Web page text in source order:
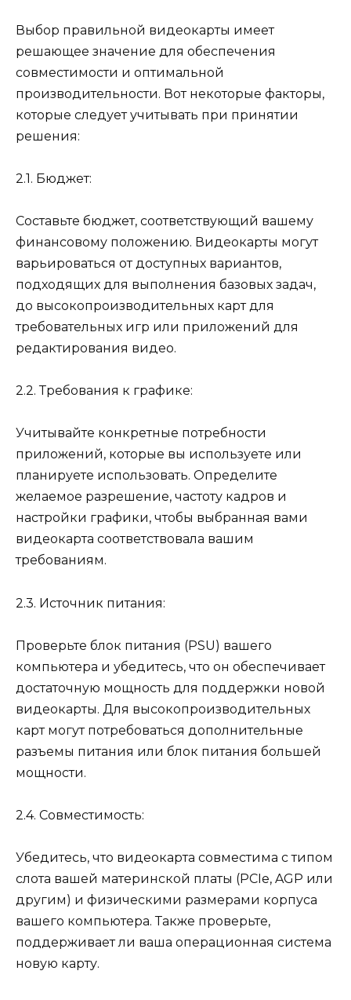
Выбор правильной видеокарты имеет
решающее значение для обеспечения
совместимости и оптимальной
производительности. Вот некоторые факторы,
которые следует учитывать при принятии
решения:
2.1. Бюджет:
Составьте бюджет, соответствующий вашему
финансовому положению. Видеокарты могут
варьироваться от доступных вариантов,
подходящих для выполнения базовых задач,
до высокопроизводительных карт для
требовательных игр или приложений для
редактирования видео.
2.2. Требования к графике:
Учитывайте конкретные потребности
приложений, которые вы используете или
планируете использовать. Определите
желаемое разрешение, частоту кадров и
настройки графики, чтобы выбранная вами
видеокарта соответствовала вашим
требованиям.
2.3. Источник питания:
Проверьте блок питания (PSU) вашего
компьютера и убедитесь, что он обеспечивает
достаточную мощность для поддержки новой
видеокарты. Для высокопроизводительных
карт могут потребоваться дополнительные
разъемы питания или блок питания большей
мощности.
2.4. Совместимость:
Убедитесь, что видеокарта совместима с типом
слота вашей материнской платы (PCIe, AGP или
другим) и физическими размерами корпуса
вашего компьютера. Также проверьте,
поддерживает ли ваша операционная система
новую карту.